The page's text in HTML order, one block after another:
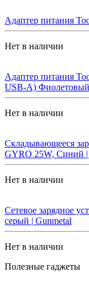
Адаптер питания
Нет в наличии
Адаптер питания
USB-A) Фиолетовый
Нет в наличии
Складывающееся
GYRO 25W, Синий
Нет в наличии
Сетевое зарядное
серый | Gunmetal
Нет в наличии
Полезные гаджеты